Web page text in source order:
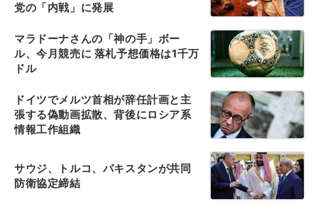
党の「内戦」に発展
マラドーナさんの「神の手」ボー
ル、今月競売に 落札予想価格は1千万
ドル
ドイツでメルツ首相が辞任計画と主
張する偽動画拡散、背後にロシア系
情報工作組織
サウジ、トルコ、パキスタンが共同
防衛協定締結